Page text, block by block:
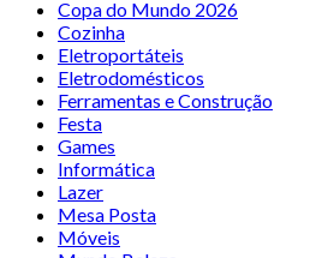
Copa do Mundo 2026
Cozinha
Eletroportáteis
Eletrodomésticos
Ferramentas e Construção
Festa
Games
Informática
Lazer
Mesa Posta
Móveis